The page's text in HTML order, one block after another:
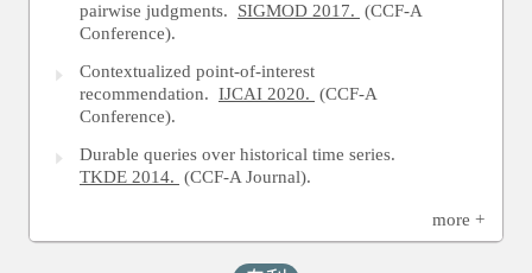
pairwise judgments.
SIGMOD 2017. (CCF-A
Conference).
Contextualized point-of-interest
recommendation. IJCAI 2020. (CCF-A
Conference).
Durable queries over historical time series.
TKDE 2014. (CCF-A Journal).
more +